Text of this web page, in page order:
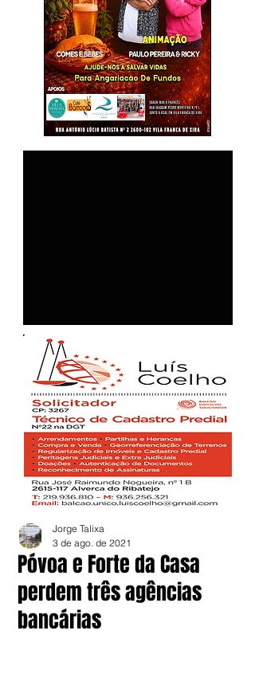
Póvoa e Forte da Casa
perdem três agências
bancárias
Jorge Talixa
3 de ago. de 2021